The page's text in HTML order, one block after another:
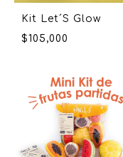
Kit Let´S Glow
$105,000